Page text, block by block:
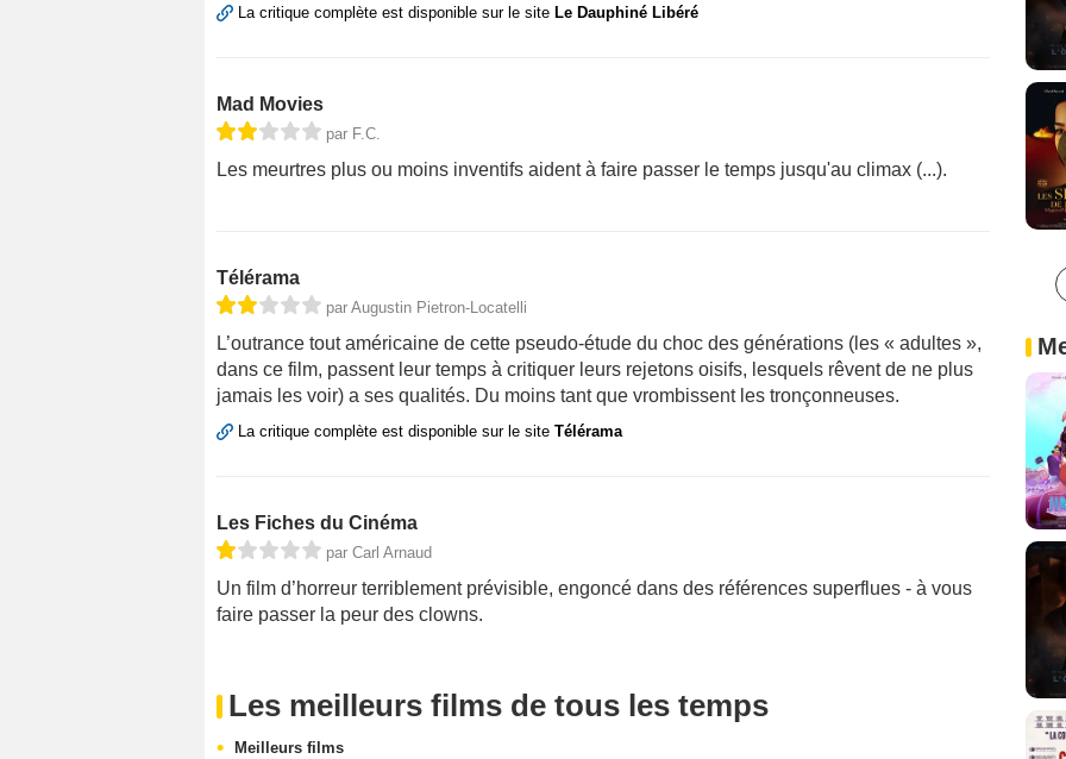
La critique complète est disponible sur le site Le Dauphiné Libéré
Mad Movies
par F.C.
Les meurtres plus ou moins inventifs aident à faire passer le temps jusqu'au climax (...).
Télérama
par Augustin Pietron-Locatelli
L’outrance tout américaine de cette pseudo-étude du choc des générations (les « adultes »,
dans ce film, passent leur temps à critiquer leurs rejetons oisifs, lesquels rêvent de ne plus
jamais les voir) a ses qualités. Du moins tant que vrombissent les tronçonneuses.
La critique complète est disponible sur le site Télérama
Les Fiches du Cinéma
par Carl Arnaud
Un film d’horreur terriblement prévisible, engoncé dans des références superflues - à vous
faire passer la peur des clowns.
Les meilleurs films de tous les temps
Meilleurs films